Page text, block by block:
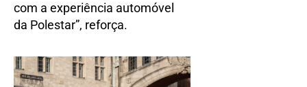
com a experiência automóvel
da Polestar”, reforça.